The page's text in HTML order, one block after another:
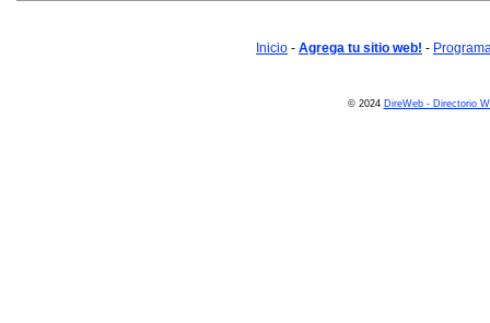
Inicio - Agrega tu sitio web! -
© 2024 DireWeb - Directorio